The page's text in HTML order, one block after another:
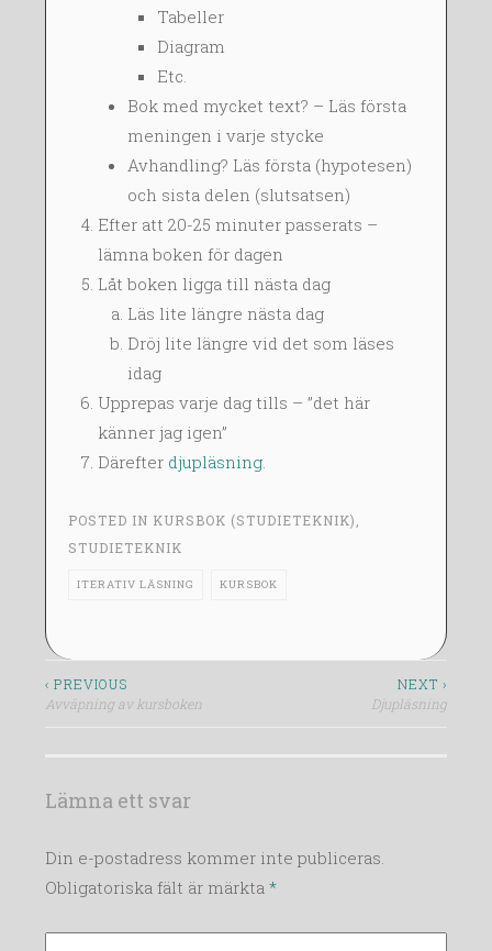
Tabeller
Diagram
Etc.
Bok med mycket text? – Läs första
meningen i varje stycke
Avhandling? Läs första (hypotesen)
och sista delen (slutsatsen)
Efter att 20-25 minuter passerats –
lämna boken för dagen
Låt boken ligga till nästa dag
Läs lite längre nästa dag
Dröj lite längre vid det som läses
idag
Upprepas varje dag tills – ”det här
känner jag igen”
Därefter djupläsning.
POSTED IN KURSBOK (STUDIETEKNIK),
STUDIETEKNIK
ITERATIV LÄSNING KURSBOK
Inläggsnavigering
‹ PREVIOUS
Avväpning av kursboken
NEXT ›
Djupläsning
Lämna ett svar
Din e-postadress kommer inte publiceras.
Obligatoriska fält är märkta *